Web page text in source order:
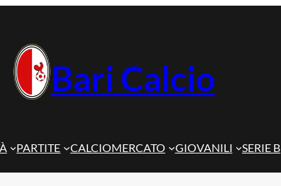
Bari Calcio
PARTITE CALCIOMERCATO GIOVANILI SERIE B